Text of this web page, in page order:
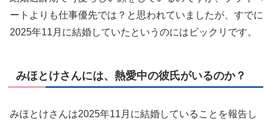
ートよりも仕事優先では？と思われていましたが、すでに
2025年11月に結婚していたというのにはビックリです。
みほとけさんには、熱愛中の彼氏がいるのか？
みほとけさんは2025年11月に結婚していることを報告し